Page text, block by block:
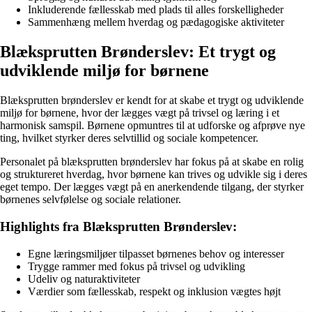
Inkluderende fællesskab med plads til alles forskelligheder
Sammenhæng mellem hverdag og pædagogiske aktiviteter
Blæksprutten Brønderslev: Et trygt og
udviklende miljø for børnene
Blæksprutten brønderslev er kendt for at skabe et trygt og udviklende
miljø for børnene, hvor der lægges vægt på trivsel og læring i et
harmonisk samspil. Børnene opmuntres til at udforske og afprøve nye
ting, hvilket styrker deres selvtillid og sociale kompetencer.
Personalet på blæksprutten brønderslev har fokus på at skabe en rolig
og struktureret hverdag, hvor børnene kan trives og udvikle sig i deres
eget tempo. Der lægges vægt på en anerkendende tilgang, der styrker
børnenes selvfølelse og sociale relationer.
Highlights fra Blæksprutten Brønderslev:
Egne læringsmiljøer tilpasset børnenes behov og interesser
Trygge rammer med fokus på trivsel og udvikling
Udeliv og naturaktiviteter
Værdier som fællesskab, respekt og inklusion vægtes højt